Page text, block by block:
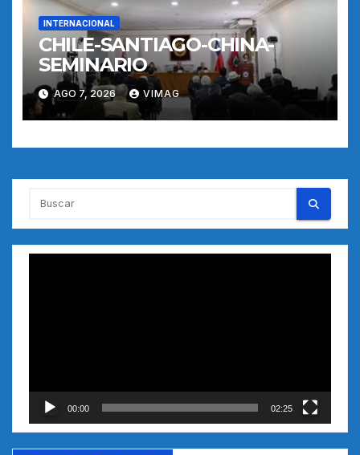
INTERNACIONAL
CHILE-SANTIAGO-CHINA-
SEMINARIO
AGO 7, 2026 VIMAG
00:00 02:25